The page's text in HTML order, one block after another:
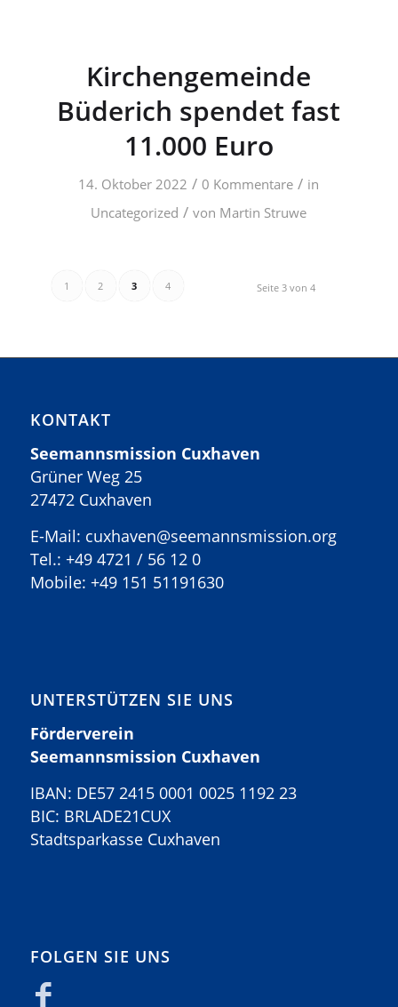
Kirchengemeinde
Büderich spendet fast
11.000 Euro
14. Oktober 2022 / 0 Kommentare / in
Uncategorized / von Martin Struwe
Seite 3 von 4
1 2 3 4
KONTAKT
Seemannsmission Cuxhaven
Grüner Weg 25
27472 Cuxhaven
E-Mail: cuxhaven@seemannsmission.org
Tel.: +49 4721 / 56 12 0
Mobile: +49 151 51191630
UNTERSTÜTZEN SIE UNS
Förderverein
Seemannsmission Cuxhaven
IBAN: DE57 2415 0001 0025 1192 23
BIC: BRLADE21CUX
Stadtsparkasse Cuxhaven
FOLGEN SIE UNS